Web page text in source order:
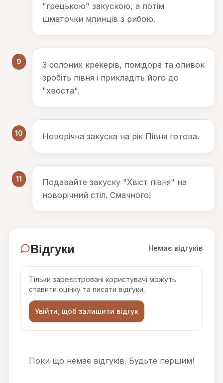
"грецькою" закускою, а потім
шматочки млинців з рибою.
9
З солоних крекерів, помідора та оливок
зробіть півня і прикладіть його до
"хвоста".
10 Новорічна закуска на рік Півня готова.
11
Подавайте закуску "Хвіст півня" на
новорічний стіл. Смачного!
Відгуки Немає відгуків
Тільки зареєстровані користувачі можуть
ставити оцінку та писати відгуки.
Увійти, щоб залишити відгук
Поки що немає відгуків. Будьте першим!